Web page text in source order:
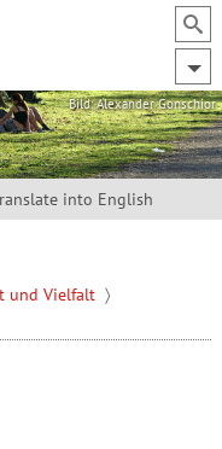
Bild: Alexander Gonschior
into English
und Vielfalt